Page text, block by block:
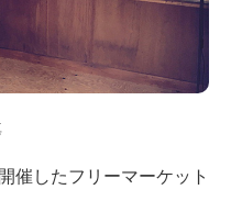
催したフリーマーケット